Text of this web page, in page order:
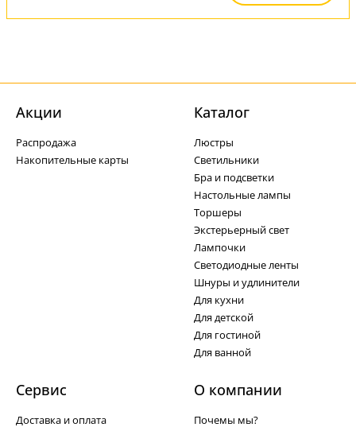
Акции
Распродажа
Накопительные карты
Каталог
Люстры
Светильники
Бра и подсветки
Настольные лампы
Торшеры
Экстерьерный свет
Лампочки
Светодиодные ленты
Шнуры и удлинители
Для кухни
Для детской
Для гостиной
Для ванной
Сервис
Доставка и оплата
О компании
Почемы мы?